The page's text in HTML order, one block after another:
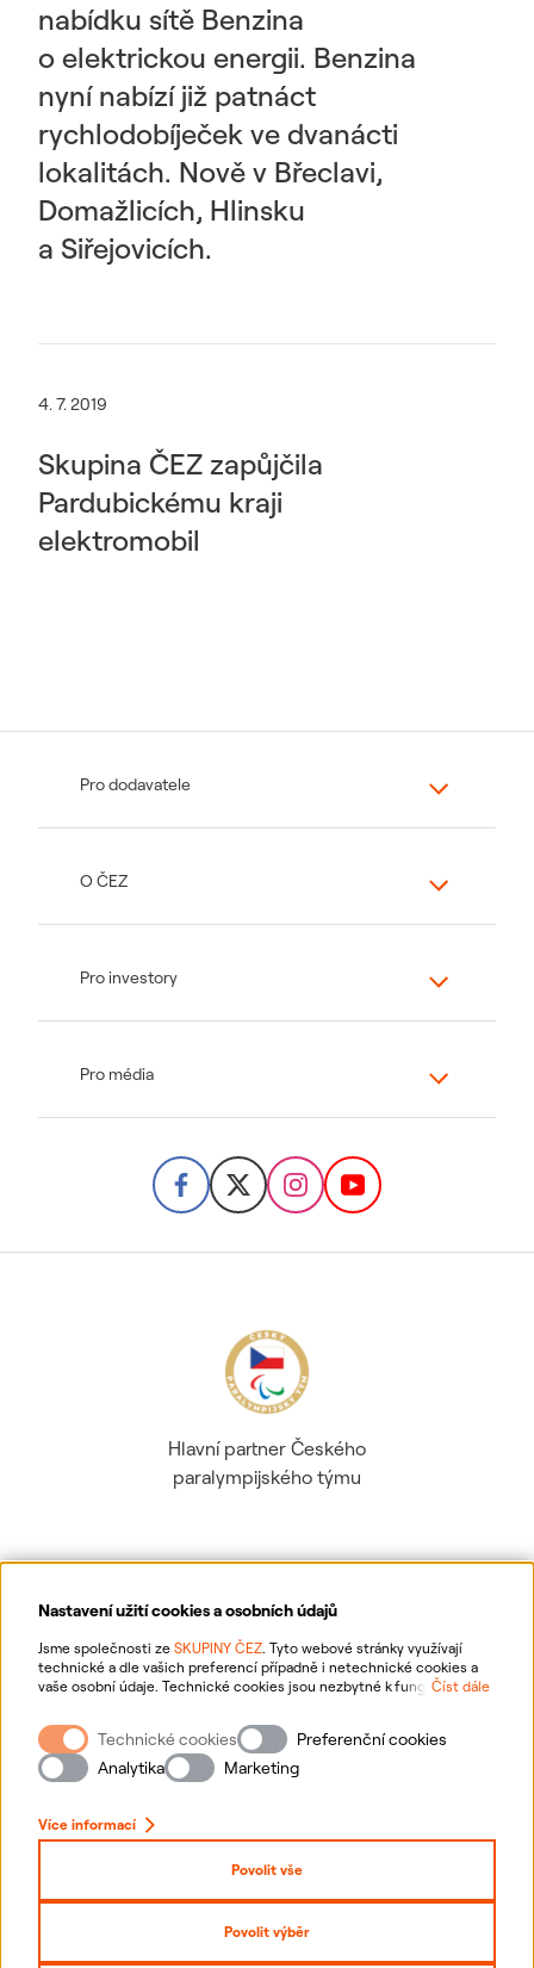
Nastavení užití cookies a osobních údajů
Jsme společnosti ze SKUPINY ČEZ. Tyto webové stránky využívají
technické a dle vašich preferencí případně i netechnické cookies a
vaše osobní údaje. Technické cookies jsou nezbytné k fungování
webové stránky vašim preferencím, k personalizaci reklam a analytice.
Pro sběr a zpracování netechnických cookies a vašich osobních údajů
nám můžete udělit souhlas. Bližší informace o vašich právech,
zpracování osobních údajů, včetně možnosti odvolání udělených
Číst dále
Technické cookies
Preferenční cookies
Analytika
Marketing
Více informací
Povolit vše
Povolit výběr
nabídku sítě Benzina
o elektrickou energii. Benzina
nyní nabízí již patnáct
rychlodobíječek ve dvanácti
lokalitách. Nově v Břeclavi,
Domažlicích, Hlinsku
a Siřejovicích.
4. 7. 2019
Skupina ČEZ zapůjčila
Pardubickému kraji
elektromobil
Pro dodavatele
O ČEZ
Pro investory
Pro média
Hlavní partner Českého
paralympijského týmu
Ochrana osobních údajů
Informace o webu
Nastavení cookies
Přihlásit se
Prohlášení o přístupnosti